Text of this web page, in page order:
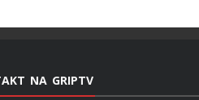
NA GRIPTV